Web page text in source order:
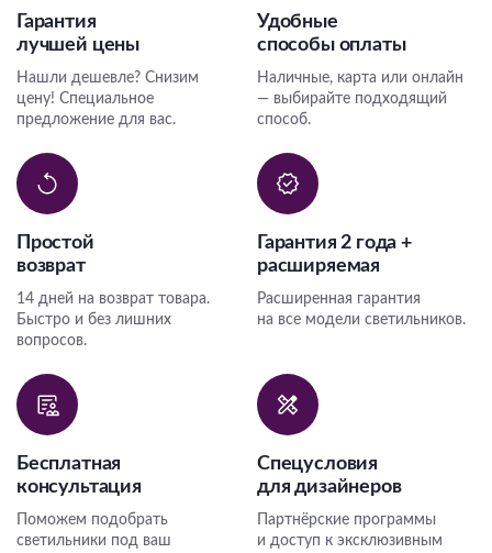
Гарантия
лучшей цены
Нашли дешевле? Снизим
цену! Специальное
предложение для вас.
Удобные
способы оплаты
Наличные, карта или онлайн
— выбирайте подходящий
способ.
Простой
возврат
14 дней на возврат товара.
Быстро и без лишних
вопросов.
Гарантия 2 года +
расширяемая
Расширенная гарантия
на все модели светильников.
Бесплатная
консультация
Поможем подобрать
светильники под ваш
Спецусловия
для дизайнеров
Партнёрские программы
и доступ к эксклюзивным